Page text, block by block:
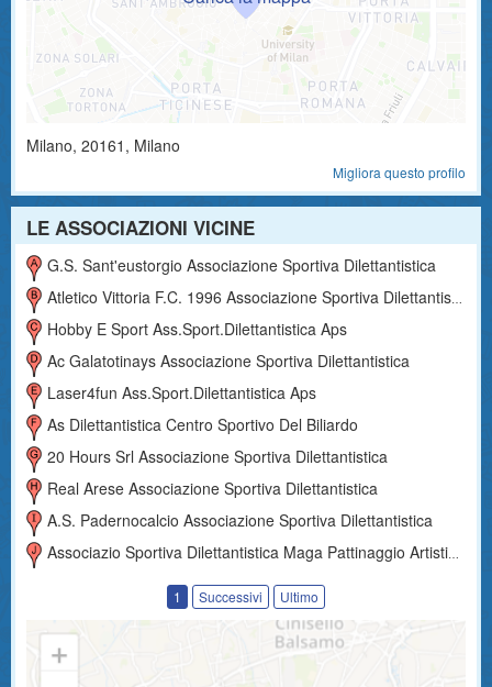
Milano, 20161 , Milano
Migliora questo profilo
LE ASSOCIAZIONI VICINE
G.s. Sant'eustorgio Associazione Sportiva Dilettantistica
Atletico Vittoria F.c. 1996 Associazione Sportiva Dilettantistica
Hobby E Sport Ass.sport.dilettantistica Aps
Ac Galatotinays Associazione Sportiva Dilettantistica
Laser4fun Ass.sport.dilettantistica Aps
As Dilettantistica Centro Sportivo Del Biliardo
20 Hours Srl Associazione Sportiva Dilettantistica
Real Arese Associazione Sportiva Dilettantistica
A.s. Padernocalcio Associazione Sportiva Dilettantistica
Associazio Sportiva Dilettantistica Maga Pattinaggio Artistico A Rotelle
1 Successivi Ultimo